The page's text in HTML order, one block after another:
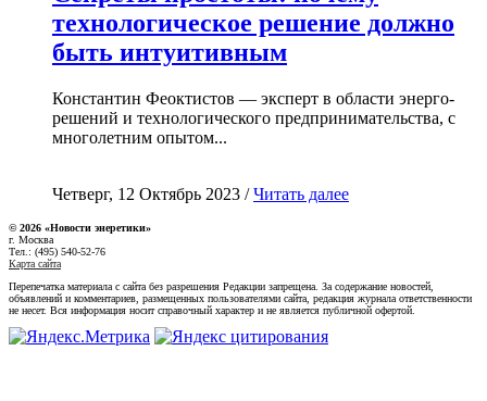
технологическое решение должно
быть интуитивным
Константин Феоктистов — эксперт в области энерго-
решений и технологического предпринимательства, с
многолетним опытом...
Четверг, 12 Октябрь 2023 /Читать далее
© 2026 «Новости энеретики»
г. Москва
Тел.: (495) 540-52-76
Карта сайта
Перепечатка материала с сайта без разрешения Редакции запрещена. За содержание новостей,
объявлений и комментариев, размещенных пользователями сайта, редакция журнала ответственности
не несет. Вся информация носит справочный характер и не является публичной офертой.